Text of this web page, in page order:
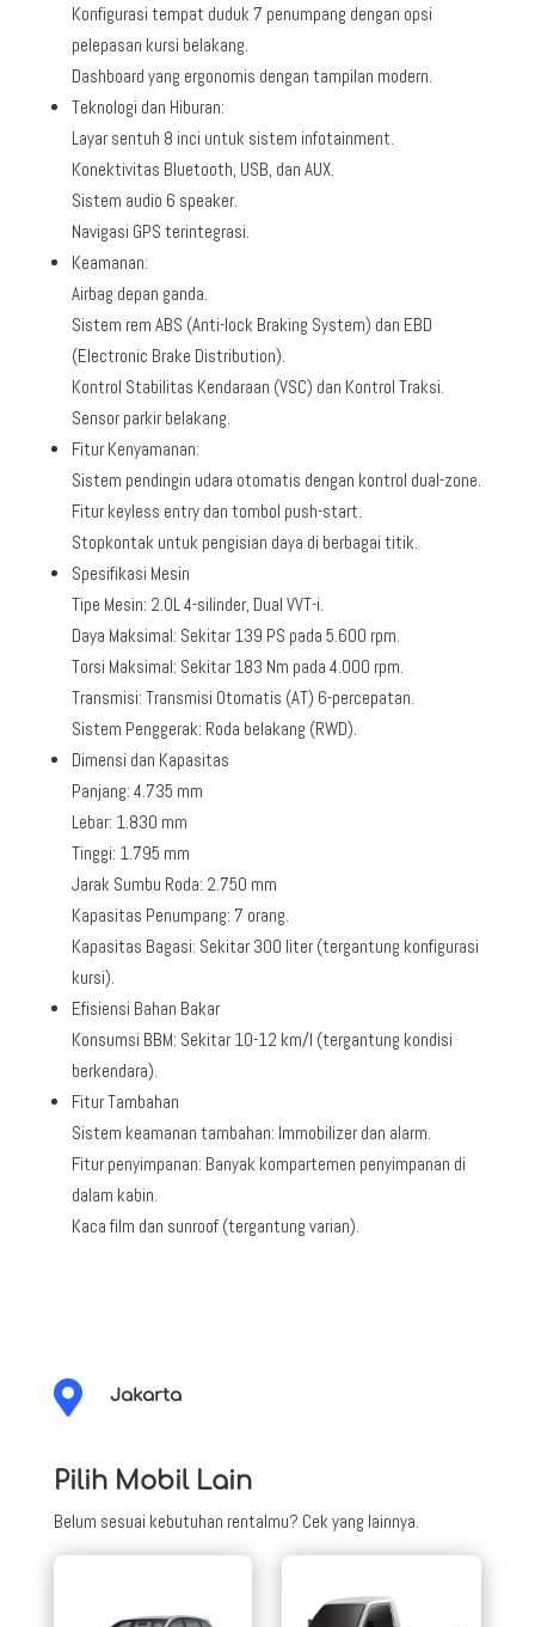
Konfigurasi tempat duduk 7 penumpang dengan opsi
pelepasan kursi belakang.
Dashboard yang ergonomis dengan tampilan modern.
Teknologi dan Hiburan:
Layar sentuh 8 inci untuk sistem infotainment.
Konektivitas Bluetooth, USB, dan AUX.
Sistem audio 6 speaker.
Navigasi GPS terintegrasi.
Keamanan:
Airbag depan ganda.
Sistem rem ABS (Anti-lock Braking System) dan EBD
(Electronic Brake Distribution).
Kontrol Stabilitas Kendaraan (VSC) dan Kontrol Traksi.
Sensor parkir belakang.
Fitur Kenyamanan:
Sistem pendingin udara otomatis dengan kontrol dual-zone.
Fitur keyless entry dan tombol push-start.
Stopkontak untuk pengisian daya di berbagai titik.
Spesifikasi Mesin
Tipe Mesin: 2.0L 4-silinder, Dual VVT-i.
Daya Maksimal: Sekitar 139 PS pada 5.600 rpm.
Torsi Maksimal: Sekitar 183 Nm pada 4.000 rpm.
Transmisi: Transmisi Otomatis (AT) 6-percepatan.
Sistem Penggerak: Roda belakang (RWD).
Dimensi dan Kapasitas
Panjang: 4.735 mm
Lebar: 1.830 mm
Tinggi: 1.795 mm
Jarak Sumbu Roda: 2.750 mm
Kapasitas Penumpang: 7 orang.
Kapasitas Bagasi: Sekitar 300 liter (tergantung konfigurasi
kursi).
Efisiensi Bahan Bakar
Konsumsi BBM: Sekitar 10-12 km/l (tergantung kondisi
berkendara).
Fitur Tambahan
Sistem keamanan tambahan: Immobilizer dan alarm.
Fitur penyimpanan: Banyak kompartemen penyimpanan di
dalam kabin.
Kaca film dan sunroof (tergantung varian).
 Jakarta
Pilih Mobil Lain
Belum sesuai kebutuhan rentalmu? Cek yang lainnya.